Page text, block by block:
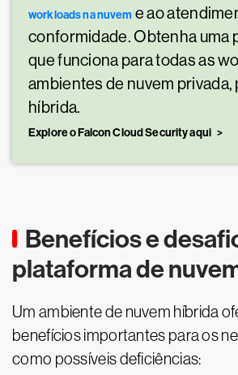
workloads na nuvem e ao
conformidade. Obtenha uma
que funciona para todas as
ambientes de nuvem privada,
híbrida.
Explore o Falcon Cloud Security aqui
Benefícios e
plataforma de
Um ambiente de nuvem híbrida
benefícios importantes para os
como possíveis deficiências: